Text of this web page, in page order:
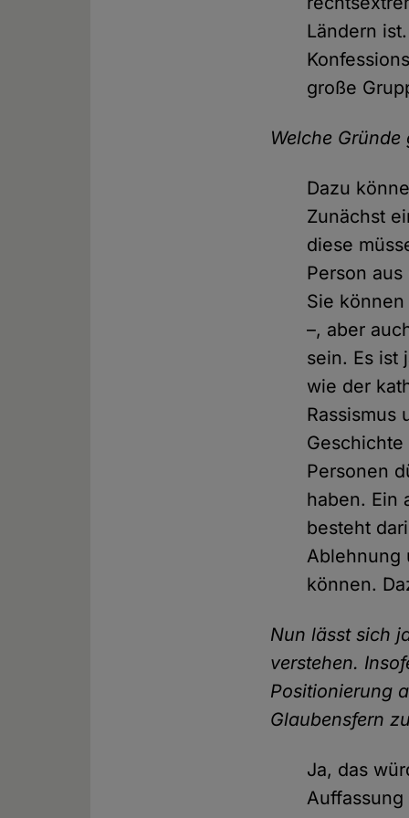
Ländern
große
Welche
Dazu
Zunächst
diese
Person
Sie
–, aber
sein. Es ist
wie der
Rassismus
Personen
haben. Ein
besteht
Ablehnung
können.
Nun lässt sich
verstehen.
Positionierung
Glaubensfern
Ja, das